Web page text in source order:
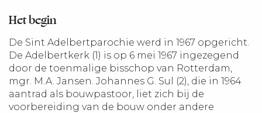
Het begin
De Sint Adelbertparochie werd in 1967 opgericht.
De Adelbertkerk (1) is op 6 mei 1967 ingezegend
door de toenmalige bisschop van Rotterdam,
mgr. M.A. Jansen. Johannes G. Sul (2), die in 1964
aantrad als bouwpastoor, liet zich bij de
voorbereiding van de bouw onder andere